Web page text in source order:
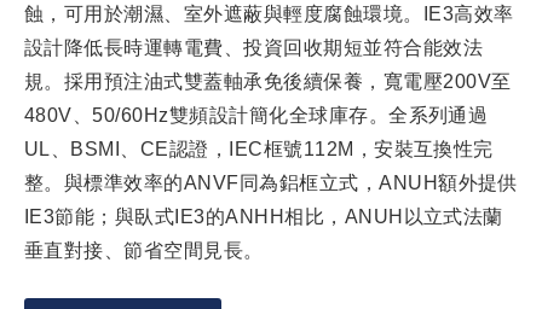
蝕，可用於潮濕、室外遮蔽與輕度腐蝕環境。IE3高效率
設計降低長時運轉電費、投資回收期短並符合能效法
規。採用預注油式雙蓋軸承免後續保養，寬電壓200V至
480V、50/60Hz雙頻設計簡化全球庫存。全系列通過
UL、BSMI、CE認證，IEC框號112M，安裝互換性完
整。與標準效率的ANVF同為鋁框立式，ANUH額外提供
IE3節能；與臥式IE3的ANHH相比，ANUH以立式法蘭
垂直對接、節省空間見長。